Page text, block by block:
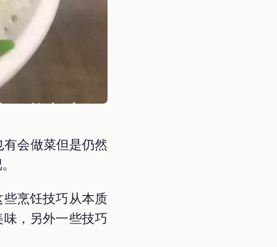
会做菜但是仍然
烹饪技巧从本质
，另外一些技巧